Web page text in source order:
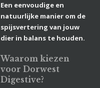
Een eenvoudige en
natuurlijke manier om de
spijsvertering van jouw
dier in balans te houden.
Waarom kiezen
voor Dorwest
Digestive?